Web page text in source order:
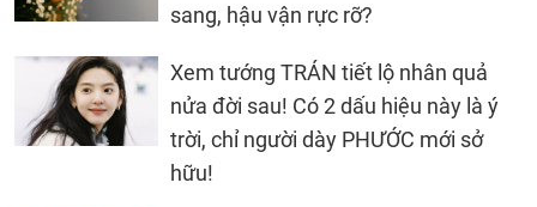
sang, hậu vận rực rỡ?
Xem tướng TRÁN tiết lộ nhân quả
nửa đời sau! Có 2 dấu hiệu này là ý
trời, chỉ người dày PHƯỚC mới sở
hữu!